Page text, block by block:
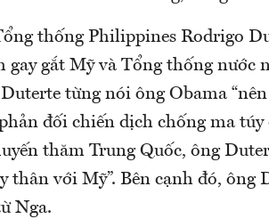
thống Philippines Rodrigo
gay gắt Mỹ và Tổng thống nước
từng nói ông Obama
đối chiến dịch chống ma
thăm Trung Quốc, ông
thân với Mỹ”. Bên cạnh đó, ông
Nga.